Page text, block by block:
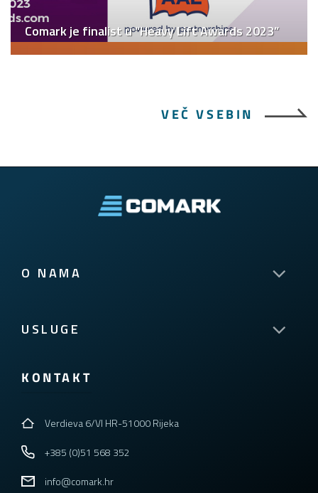
Comark je finalist u “Heavy Lift Awards 2023”
VEČ VSEBIN
O NAMA
USLUGE
KONTAKT
Verdieva 6/VI HR-51000 Rijeka
+385 (0)51 568 352
info@comark.hr